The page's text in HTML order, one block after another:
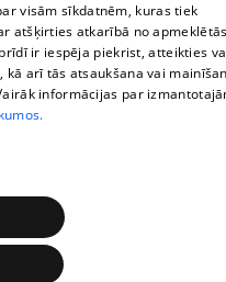
visām sīkdatnēm, kuras tiek
atšķirties atkarībā no
ir iespēja piekrist, atteikties
arī tās atsaukšana vai
informācijas par